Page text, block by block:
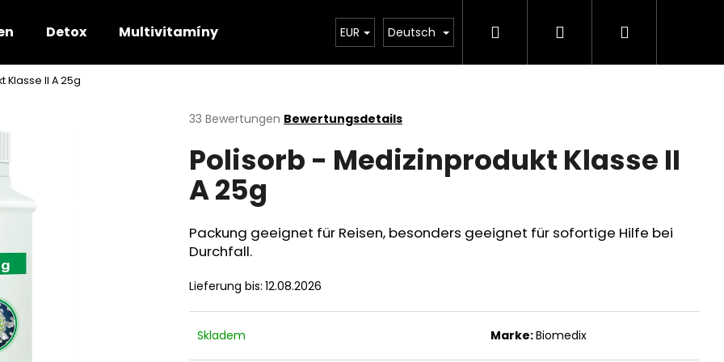
Detox Multivitamíny Zdravotnické prostředky Veterinární prostředky
EUR Deutsch SuchenLogin Warenkorb
Klasse II A 25g
Die
Produktbewertung
ist
4,5
von
Sternen.
33 Bewertungen Bewertungsdetails
Polisorb - Medizinprodukt Klasse II
A 25g
Packung geeignet für Reisen, besonders geeignet für sofortige Hilfe bei
Durchfall.
Lieferung bis: 12.08.2026
Skladem Marke:Biomedix
Was suchen Sie?
SUCHEN
Folgende